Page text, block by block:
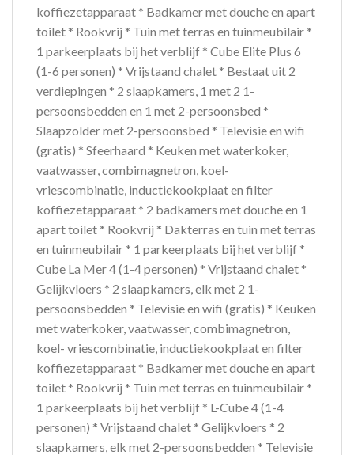
koffiezetapparaat * Badkamer met douche en apart
toilet * Rookvrij * Tuin met terras en tuinmeubilair *
1 parkeerplaats bij het verblijf * Cube Elite Plus 6
(1-6 personen) * Vrijstaand chalet * Bestaat uit 2
verdiepingen * 2 slaapkamers, 1 met 2 1-
persoonsbedden en 1 met 2-persoonsbed *
Slaapzolder met 2-persoonsbed * Televisie en wifi
(gratis) * Sfeerhaard * Keuken met waterkoker,
vaatwasser, combimagnetron, koel-
vriescombinatie, inductiekookplaat en filter
koffiezetapparaat * 2 badkamers met douche en 1
apart toilet * Rookvrij * Dakterras en tuin met terras
en tuinmeubilair * 1 parkeerplaats bij het verblijf *
Cube La Mer 4 (1-4 personen) * Vrijstaand chalet *
Gelijkvloers * 2 slaapkamers, elk met 2 1-
persoonsbedden * Televisie en wifi (gratis) * Keuken
met waterkoker, vaatwasser, combimagnetron,
koel- vriescombinatie, inductiekookplaat en filter
koffiezetapparaat * Badkamer met douche en apart
toilet * Rookvrij * Tuin met terras en tuinmeubilair *
1 parkeerplaats bij het verblijf * L-Cube 4 (1-4
personen) * Vrijstaand chalet * Gelijkvloers * 2
slaapkamers, elk met 2-persoonsbedden * Televisie